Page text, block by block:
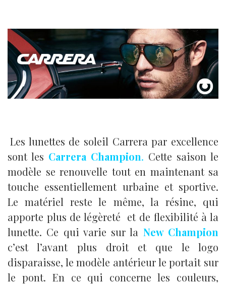
Les lunettes de soleil Carrera par excellence
sont les Carrera Champion. Cette saison le
modèle se renouvelle tout en maintenant sa
touche essentiellement urbaine et sportive.
Le matériel reste le même, la résine, qui
apporte plus de légèreté et de flexibilité à la
lunette. Ce qui varie sur la New Champion
c’est l’avant plus droit et que le logo
disparaisse, le modèle antérieur le portait sur
le pont. En ce qui concerne les couleurs,